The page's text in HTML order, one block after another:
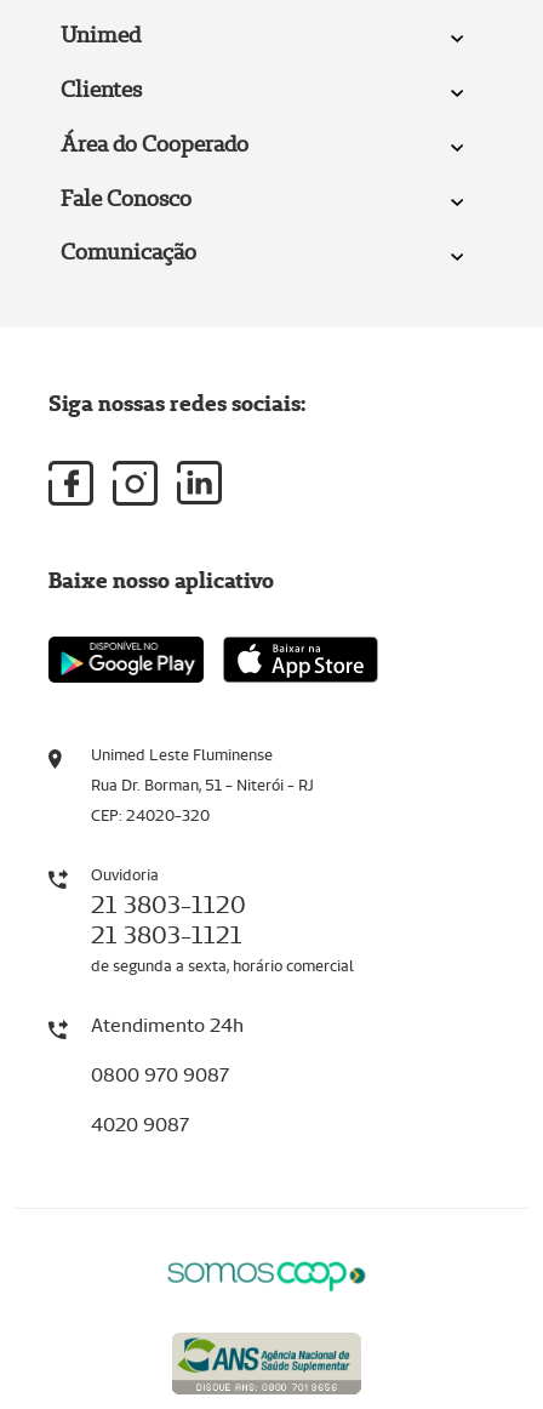
Unimed
Clientes
Área do Cooperado
Fale Conosco
Comunicação
Unimed Leste Fluminense
Rua Dr. Borman, 51 - Niterói - RJ
CEP: 24020-320
Ouvidoria
21 3803-1120
21 3803-1121
de segunda a sexta, horário comercial
Atendimento 24h
0800 970 9087
4020 9087
Siga nossas redes sociais:
Baixe nosso aplicativo